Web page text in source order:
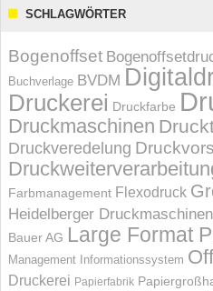
SCHLAGWÖRTER
Bogenoffset
Buchverlage BVDM
Druckerei Druckfarbe
Druckmaschinen
Druckveredelung
Farbmanagement Flexodruck
Heidelberger Druckmaschinen
Bauer AG Large Format
Management Informations­system
Druckerei Papierfabrik